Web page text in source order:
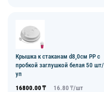
Крышка к стаканам d8,0см PP с
пробкой заглушкой белая 50 шт/
уп
16800.00 ₸ 16.80 ₸/шт